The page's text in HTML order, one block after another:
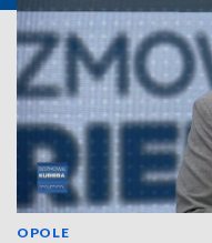
OPOLE